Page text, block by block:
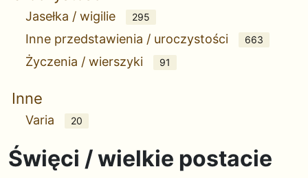
Jasełka / wigilie 295
Inne przedstawienia / uroczystości 663
Życzenia / wierszyki 91
Inne
Varia 20
Święci / wielkie postacie